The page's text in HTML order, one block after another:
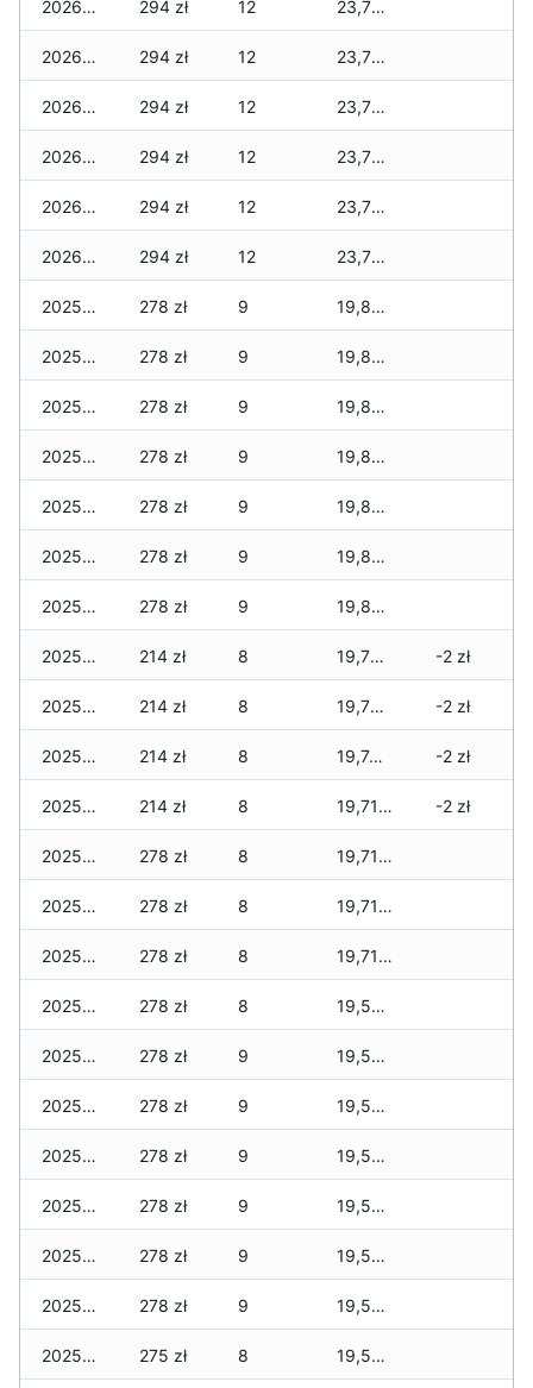
2026-05-13 294 zł 12 23,777 zł
2026-05-12 294 zł 12 23,777 zł
2026-05-09 294 zł 12 23,774 zł
2026-05-08 294 zł 12 23,774 zł
2026-05-07 294 zł 12 23,774 zł
2026-05-06 294 zł 12 23,771 zł
2025-03-03 278 zł 9 19,839 zł
2025-03-02 278 zł 9 19,839 zł
2025-03-01 278 zł 9 19,839 zł
2025-02-28 278 zł 9 19,839 zł
2025-02-27 278 zł 9 19,823 zł
2025-02-26 278 zł 9 19,823 zł
2025-02-25 278 zł 9 19,823 zł
2025-02-24 214 zł 8 19,759 zł -2 zł
2025-02-23 214 zł 8 19,759 zł -2 zł
2025-02-22 214 zł 8 19,743 zł -2 zł
2025-02-21 214 zł 8 19,711 zł -2 zł
2025-02-20 278 zł 8 19,711 zł
2025-02-19 278 zł 8 19,711 zł
2025-02-18 278 zł 8 19,711 zł
2025-02-17 278 zł 8 19,583 zł
2025-02-16 278 zł 9 19,583 zł
2025-02-15 278 zł 9 19,583 zł
2025-02-14 278 zł 9 19,567 zł
2025-02-13 278 zł 9 19,567 zł
2025-02-12 278 zł 9 19,567 zł
2025-02-11 278 zł 9 19,567 zł
2025-02-10 275 zł 8 19,564 zł